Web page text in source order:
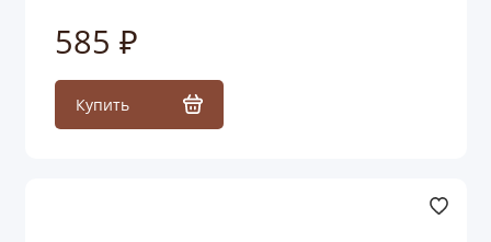
585 ₽
Купить